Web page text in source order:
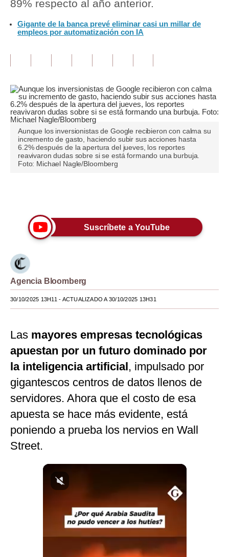
Editorial
Pregunta de hoy
Tendencias
Lujo
Viajes
Moda
EEUU
México
España
Internacional
Tecnología
Mix
G de Gestión
Notas Contratadas
Podcast
Gestión TV
Videos
Fotogalerías
89% respecto al año anterior.
Gigante de la banca prevé eliminar casi un millar de
empleos por automatización con IA
Aunque los inversionistas de Google recibieron con calma su
incremento de gasto, haciendo subir sus acciones hasta
6.2% después de la apertura del jueves, los reportes
reavivaron dudas sobre si se está formando una burbuja.
Foto: Michael Nagle/Bloomberg
Suscríbete a YouTube
Agencia Bloomberg
30/10/2025 13H11 - ACTUALIZADO A 30/10/2025 13H31
Las mayores empresas tecnológicas
apuestan por un futuro dominado por
la inteligencia artificial, impulsado por
gigantescos centros de datos llenos de
servidores. Ahora que el costo de esa
apuesta se hace más evidente, está
poniendo a prueba los nervios en Wall
Street.